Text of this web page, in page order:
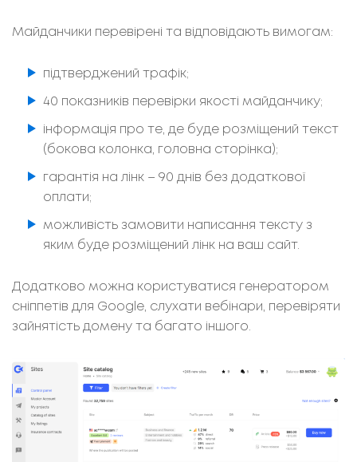
Майданчики перевірені та відповідають вимогам:
підтверджений трафік;
40 показників перевірки якості майданчику;
інформація про те, де буде розміщений текст
(бокова колонка, головна сторінка);
гарантія на лінк – 90 днів без додаткової
оплати;
можливість замовити написання тексту з
яким буде розміщений лінк на ваш сайт.
Додатково можна користуватися генератором
сніппетів для Google, слухати вебінари, перевіряти
зайнятість домену та багато іншого.